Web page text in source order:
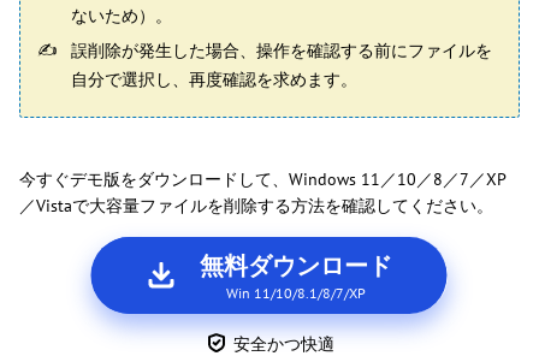
ないため）。
誤削除が発生した場合、操作を確認する前にファイルを
自分で選択し、再度確認を求めます。
今すぐデモ版をダウンロードして、Windows 11／10／8／7／XP
／Vistaで大容量ファイルを削除する方法を確認してください。
無料ダウンロード
Win 11/10/8.1/8/7/XP
安全かつ快適